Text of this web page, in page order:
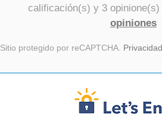
calificación(s) y 3opinione(s)
opiniones
Sitio protegido por reCAPTCHA. Privacidad